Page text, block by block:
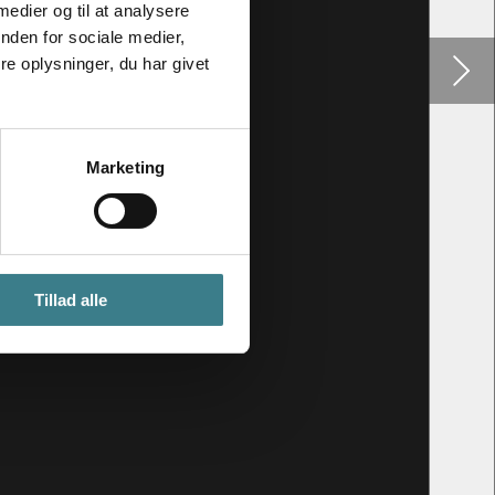
og til at analysere
for sociale medier,
oplysninger, du har givet
Marketing
Tillad alle